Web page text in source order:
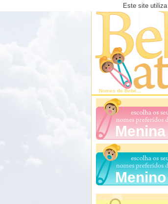
Este site
Nomes de Bebê ...
Menina
Menino